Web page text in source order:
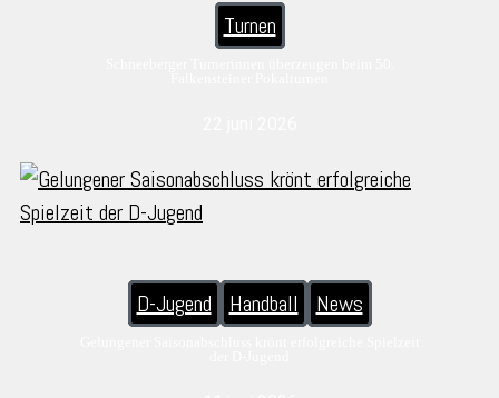
Turnen
D-Jugend Handball News